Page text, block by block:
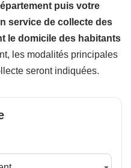
puis votre
service de collecte des
le domicile des habitants
les modalités principales
seront indiquées.